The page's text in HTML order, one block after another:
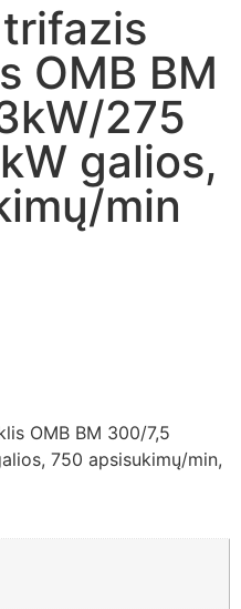
OMB BM
275
galios,
min
OMB BM 300/7,5
750 apsisukimų/min,